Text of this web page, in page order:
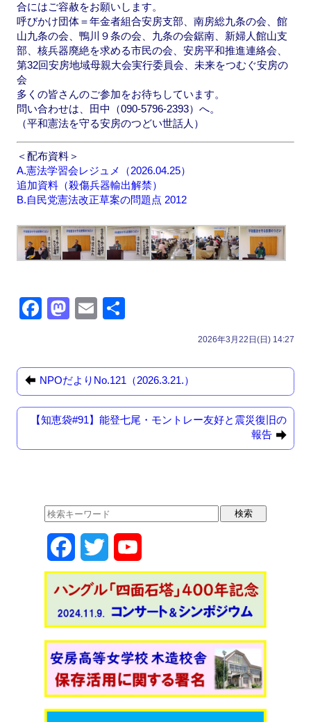
合にはご容赦をお願いします。
呼びかけ団体＝年金者組合安房支部、南房総九条の会、館
山九条の会、鴨川９条の会、九条の会鋸南、新婦人館山支
部、核兵器廃絶を求める市民の会、安房平和推進連絡会、
第32回安房地域母親大会実行委員会、未来をつむぐ安房の
会
多くの皆さんのご参加をお待ちしています。
問い合わせは、田中（090-5796-2393）へ。
（平和憲法を守る安房のつどい世話人）
＜配布資料＞
A.憲法学習会レジュメ（2026.04.25）
追加資料（殺傷兵器輸出解禁）
B.自民党憲法改正草案の問題点 2012
F
e
b
o
M
o
d
o
E
2026年3月22日(日) 14:27
NPOだよりNo.121（2026.3.21.）
【知恵袋#91】能登七尾・モントレー友好と震災復旧の
報告
a
e
b
o
o
w
t
t
e
r
o
T
u
b
e